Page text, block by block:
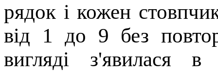
рядок і кожен
від 1 до 9 без
вигляді з'явилася